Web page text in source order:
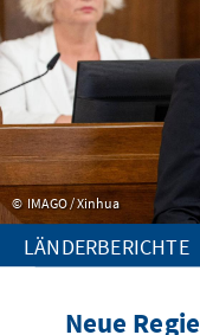
IMAGO / Xinhua
LÄNDERBERICHTE
Neue